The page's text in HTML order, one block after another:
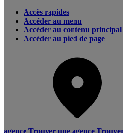
Accès rapides
Accéder au menu
Accéder au contenu principal
Accéder au pied de page
agence Trouver une agence